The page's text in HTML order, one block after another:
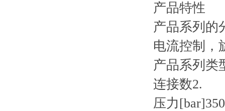
产品特性
产品系列的
电流控制，
产品系列类
连接数2.
压力